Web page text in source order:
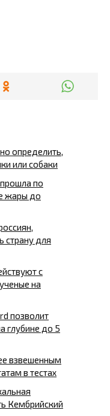
определить,
или собаки
по
жары до
страну для
с
на
позволит
глубине до 5
взвешенным
в тестах
Кембрийский